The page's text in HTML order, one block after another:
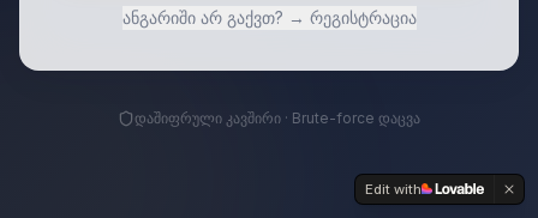
ანგარიში არ გაქვთ? → რეგისტრაცია
დაშიფრული კავშირი · Brute-force დაცვა
Edit with